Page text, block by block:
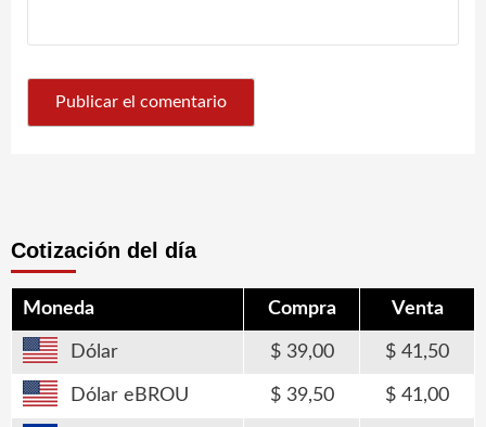
Cotización del día
Moneda Compra Venta
Dólar 39,00 41,50
Dólar eBROU 39,50 41,00